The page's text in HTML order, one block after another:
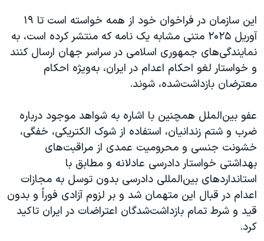
این سازمان در فراخوان خود از همه خواسته است تا ۱۹
آوریل ۲۰۲۵ متنی مشابه یک نامه که منتشر کرده است، به
نمایندگی‌های جمهوری اسلامی در سراسر جهان ارسال کنند
و خواستار لغو احکام اعدام در ایران، به‌ویژه احکام
معترضان بازداشت‌شده، شوند.
عفو بین‌الملل همچنین با اشاره به شواهد موجود درباره
ضرب و شتم زندانیان، استفاده از شوک الکتریکی، خفگی،
خشونت جنسی و محرومیت عمدی از مراقبت‌های
بهداشتی خواستار دادرسی عادلانه و مطابق با
استانداردهای بین‌المللی دادرسی بدون توسل به مجازات
اعدام در قبال این متهمان شد و بر لزوم آزادی فوراً و بدون
قید و شرط تمام بازداشت‌شدگان اعتراضات در ایران تاکید
کرد.